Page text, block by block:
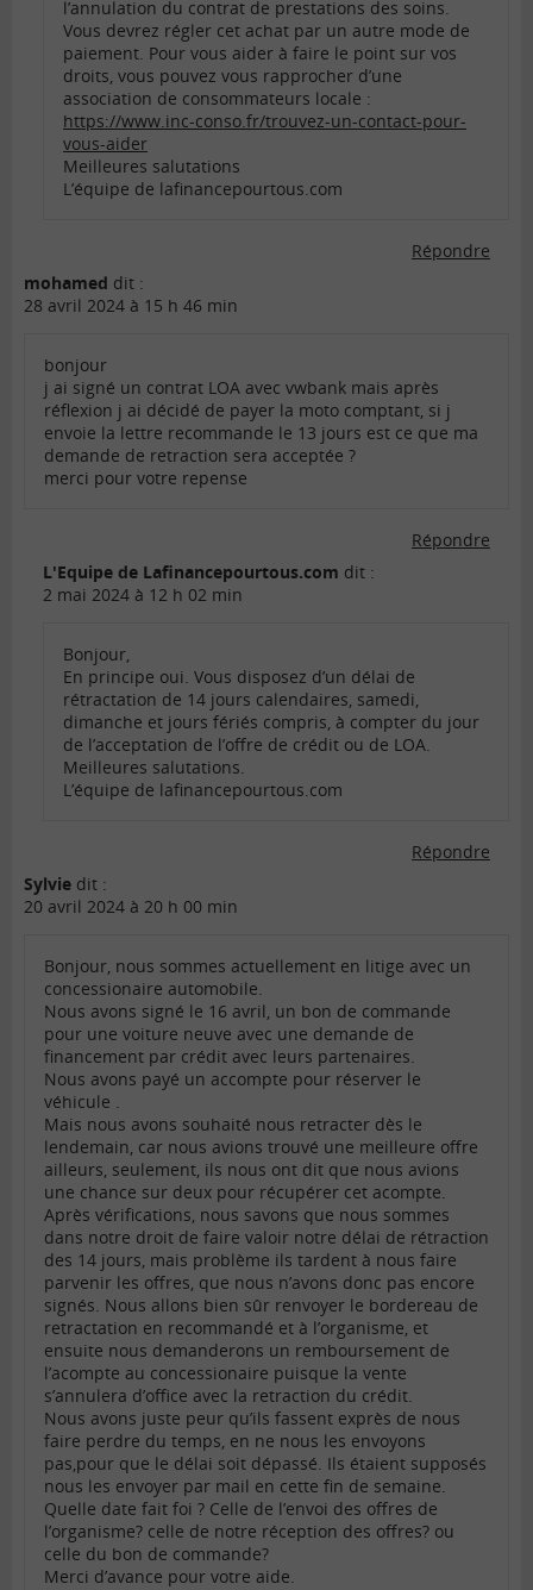
l’annulation du contrat de prestations des soins.
Vous devrez régler cet achat par un autre mode de
paiement. Pour vous aider à faire le point sur vos
droits, vous pouvez vous rapprocher d’une
association de consommateurs locale :
https://www.inc-conso.fr/trouvez-un-contact-pour-
vous-aider
Meilleures salutations
L’équipe de lafinancepourtous.com
Répondre
mohamed dit :
28 avril 2024 à 15 h 46 min
bonjour
j ai signé un contrat LOA avec vwbank mais après
réflexion j ai décidé de payer la moto comptant, si j
envoie la lettre recommande le 13 jours est ce que ma
demande de retraction sera acceptée ?
merci pour votre repense
Répondre
L'Equipe de Lafinancepourtous.com dit :
2 mai 2024 à 12 h 02 min
Bonjour,
En principe oui. Vous disposez d’un délai de
rétractation de 14 jours calendaires, samedi,
dimanche et jours fériés compris, à compter du jour
de l’acceptation de l’offre de crédit ou de LOA.
Meilleures salutations.
L’équipe de lafinancepourtous.com
Répondre
Sylvie dit :
20 avril 2024 à 20 h 00 min
Bonjour, nous sommes actuellement en litige avec un
concessionaire automobile.
Nous avons signé le 16 avril, un bon de commande
pour une voiture neuve avec une demande de
financement par crédit avec leurs partenaires.
Nous avons payé un accompte pour réserver le
véhicule .
Mais nous avons souhaité nous retracter dès le
lendemain, car nous avions trouvé une meilleure offre
ailleurs, seulement, ils nous ont dit que nous avions
une chance sur deux pour récupérer cet acompte.
Après vérifications, nous savons que nous sommes
dans notre droit de faire valoir notre délai de rétraction
des 14 jours, mais problème ils tardent à nous faire
parvenir les offres, que nous n’avons donc pas encore
signés. Nous allons bien sûr renvoyer le bordereau de
retractation en recommandé et à l’organisme, et
ensuite nous demanderons un remboursement de
l’acompte au concessionaire puisque la vente
s’annulera d’office avec la retraction du crédit.
Nous avons juste peur qu’ils fassent exprès de nous
faire perdre du temps, en ne nous les envoyons
pas,pour que le délai soit dépassé. Ils étaient supposés
nous les envoyer par mail en cette fin de semaine.
Quelle date fait foi ? Celle de l’envoi des offres de
l’organisme? celle de notre réception des offres? ou
celle du bon de commande?
Merci d’avance pour votre aide.